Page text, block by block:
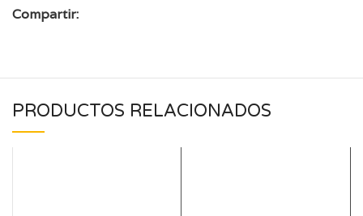
Compartir:
PRODUCTOS RELACIONADOS